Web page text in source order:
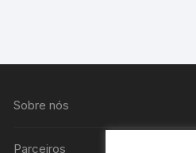
Sobre nós
Parceiros